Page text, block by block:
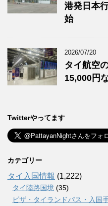
港発日本
始
2026/07/20
タイ航空
15,000円
Twitterやってます
カテゴリー
タイ入国情報 (1,222)
タイ陸路国境 (35)
ビザ・タイランドパス・入国